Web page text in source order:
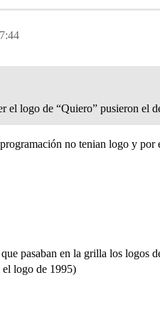
el logo de “Quiero” pusieron el
no tenian logo y por
pasaban en la grilla los logos
logo de 1995)